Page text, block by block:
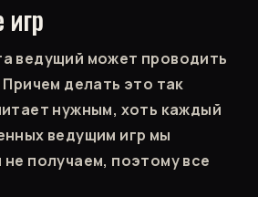
ведущий может проводить
Причем делать это так
нужным, хоть каждый
ведущим игр мы
не получаем, поэтому все